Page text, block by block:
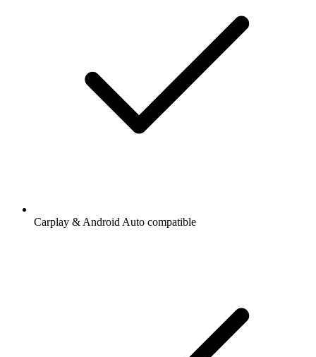
Carplay & Android Auto compatible